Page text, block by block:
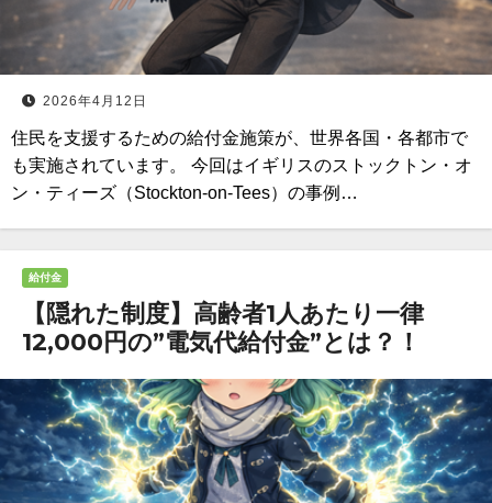
2026年4月12日
住民を支援するための給付金施策が、世界各国・各都市で
も実施されています。 今回はイギリスのストックトン・オ
ン・ティーズ（Stockton-on-Tees）の事例…
給付金
【隠れた制度】高齢者1人あたり一律
12,000円の”電気代給付金”とは？！